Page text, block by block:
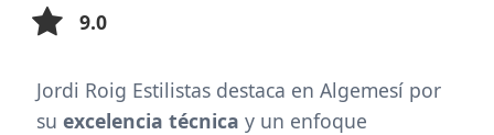
9.0
Jordi Roig Estilistas destaca en Algemesí por
su excelencia técnica y un enfoque